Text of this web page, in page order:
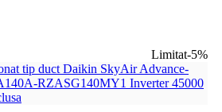
-5%
Limitat